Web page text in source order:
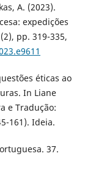
A. (2023).
expedições
pp. 319-335,
éticas ao
In Liane
e Tradução:
161). Ideia.
37.